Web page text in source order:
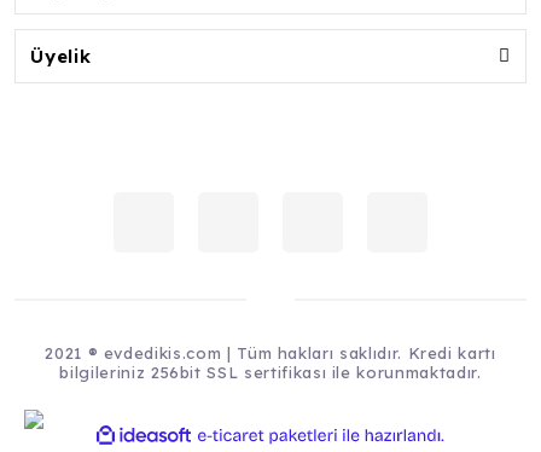
Üyelik
2021 ® evdedikis.com | Tüm hakları saklıdır. Kredi kartı
bilgileriniz 256bit SSL sertifikası ile korunmaktadır.
ideasoft
e-